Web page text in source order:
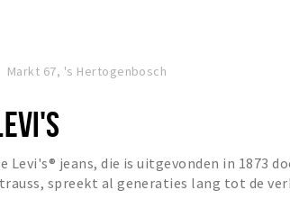
Markt 67, 's Hertogenbosch
Levi's® jeans, die is uitgevonden in 1873
spreekt al generaties lang tot de